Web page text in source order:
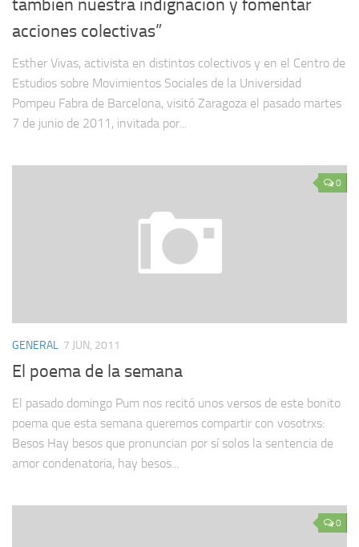
también nuestra indignación y fomentar
acciones colectivas”
Esther Vivas, activista en distintos colectivos y en el Centro de
Estudios sobre Movimientos Sociales de la Universidad
Pompeu Fabra de Barcelona, visitó Zaragoza el pasado martes
7 de junio de 2011, invitada por...
0
GENERAL 7 JUN, 2011
El poema de la semana
El pasado domingo Pum nos recitó unos versos de este bonito
poema que esta semana queremos compartir con vosotrxs:
Besos Hay besos que pronuncian por sí solos la sentencia de
amor condenatoria, hay besos...
0